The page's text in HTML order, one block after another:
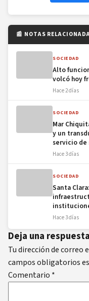
📰 NOTAS
SOCIEDAD
Alto
volcó hoy
Hace 2 días
SOCIEDAD
Mar
y un
servicio de
Hace 3 días
SOCIEDAD
Santa
Hace 3 días
Deja una respuesta
Tu dirección de correo
campos obligatorios
Comentario *